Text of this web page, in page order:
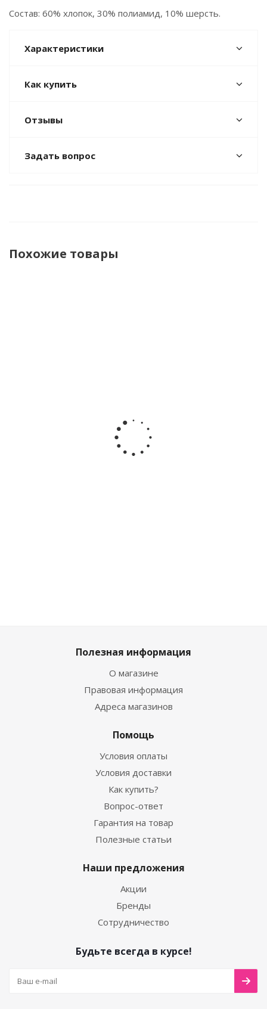
Состав: 60% хлопок, 30% полиамид, 10% шерсть.
Характеристики
Как купить
Отзывы
Задать вопрос
Похожие товары
для
девочки и
мальчика
Наследникъ
Жанэт 31701
Полезная информация
О магазине
Правовая информация
Адреса магазинов
Помощь
Условия оплаты
Условия доставки
Как купить?
Вопрос-ответ
Гарантия на товар
Полезные статьи
Наши предложения
Акции
Бренды
Сотрудничество
Будьте всегда в курсе!